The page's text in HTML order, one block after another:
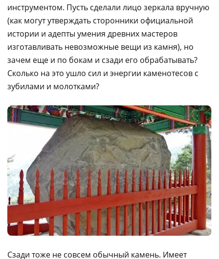
инструментом. Пусть сделали лицо зеркала вручную
(как могут утверждать сторонники официальной
истории и адепты умения древних мастеров
изготавливать невозможные вещи из камня), но
зачем еще и по бокам и сзади его обрабатывать?
Сколько на это ушло сил и энергии каменотесов с
зубилами и молотками?
Сзади тоже не совсем обычный камень. Имеет